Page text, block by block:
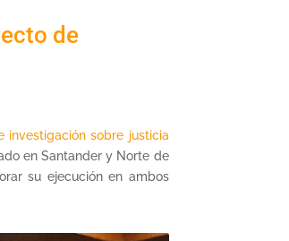
de
investigación sobre justicia
en Santander y Norte de
su ejecución en ambos